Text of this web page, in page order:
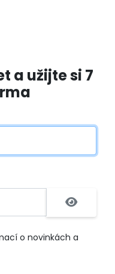
a užijte si 7
o novinkách a